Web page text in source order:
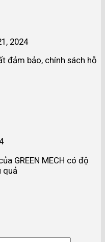
2024
đảm bảo, chính sách hỗ
GREEN MECH có độ
quả